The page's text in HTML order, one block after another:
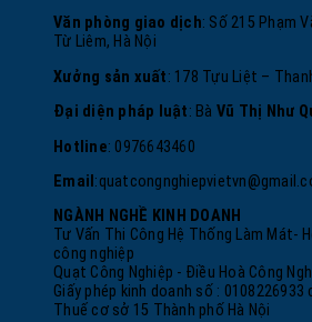
Văn phòng giao dịch: Số 215 Phạm
Từ Liêm, Hà Nội
Xưởng sản xuất: 178 Tựu Liệt –
Đại diện pháp luật: Bà Vũ Thị Như
Hotline: 0976643460
Email :
NGÀNH NGHỀ KINH DOANH
Tư Vấn Thi Công Hệ Thống Làm Mát-
công nghiệp
Quạt Công Nghiệp - Điều Hoà Công
Giấy phép kinh doanh số : 0108226933
Thuế cơ sở 15 Thành phố Hà Nội